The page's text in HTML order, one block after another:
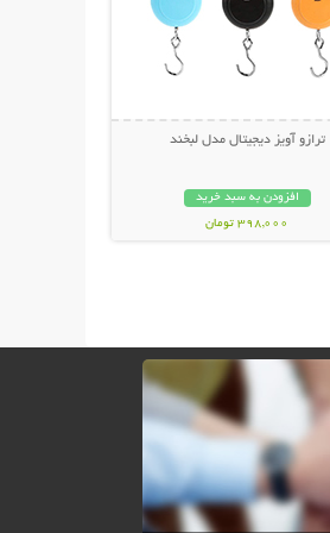
ترازو آویز دیجیتال مدل لبخند
افزودن به سبد خرید
398,000 تومان